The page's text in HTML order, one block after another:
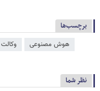
برچسب‌ها
هوش مصنوعی وکالت
نظر شما